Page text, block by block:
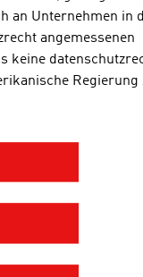
an Unternehmen in
angemessenen
keine
Regierung